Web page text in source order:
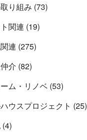
り組み (73)
関連 (19)
連 (275)
介 (82)
ム・リノベ (53)
ウスプロジェクト (25)
(4)